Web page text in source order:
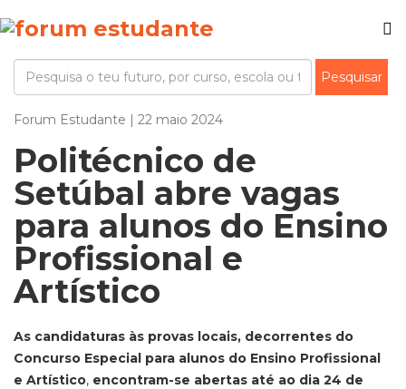
Forum Estudante | 22 maio 2024
Politécnico de
Setúbal abre vagas
para alunos do Ensino
Profissional e
Artístico
As candidaturas às provas locais, decorrentes do
Concurso Especial para alunos do Ensino Profissional
e Artístico, encontram-se abertas até ao dia 24 de